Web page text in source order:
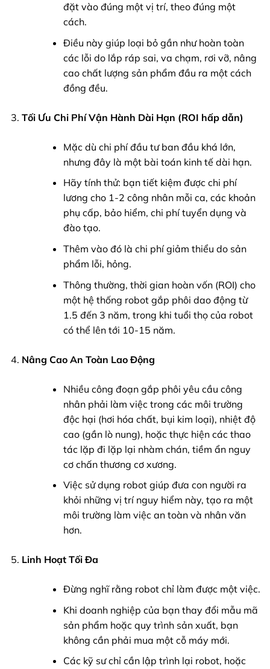
đặt vào đúng một vị trí, theo đúng một
cách.
Điều này giúp loại bỏ gần như hoàn toàn
các lỗi do lắp ráp sai, va chạm, rơi vỡ, nâng
cao chất lượng sản phẩm đầu ra một cách
đồng đều.
Tối Ưu Chi Phí Vận Hành Dài Hạn (ROI hấp dẫn)
Mặc dù chi phí đầu tư ban đầu khá lớn,
nhưng đây là một bài toán kinh tế dài hạn.
Hãy tính thử: bạn tiết kiệm được chi phí
lương cho 1-2 công nhân mỗi ca, các khoản
phụ cấp, bảo hiểm, chi phí tuyển dụng và
đào tạo.
Thêm vào đó là chi phí giảm thiểu do sản
phẩm lỗi, hỏng.
Thông thường, thời gian hoàn vốn (ROI) cho
một hệ thống robot gắp phôi dao động từ
1.5 đến 3 năm, trong khi tuổi thọ của robot
có thể lên tới 10-15 năm.
Nâng Cao An Toàn Lao Động
Nhiều công đoạn gắp phôi yêu cầu công
nhân phải làm việc trong các môi trường
độc hại (hơi hóa chất, bụi kim loại), nhiệt độ
cao (gần lò nung), hoặc thực hiện các thao
tác lặp đi lặp lại nhàm chán, tiềm ẩn nguy
cơ chấn thương cơ xương.
Việc sử dụng robot giúp đưa con người ra
khỏi những vị trí nguy hiểm này, tạo ra một
môi trường làm việc an toàn và nhân văn
hơn.
Linh Hoạt Tối Đa
Đừng nghĩ rằng robot chỉ làm được một việc.
Khi doanh nghiệp của bạn thay đổi mẫu mã
sản phẩm hoặc quy trình sản xuất, bạn
không cần phải mua một cỗ máy mới.
Các kỹ sư chỉ cần lập trình lại robot, hoặc